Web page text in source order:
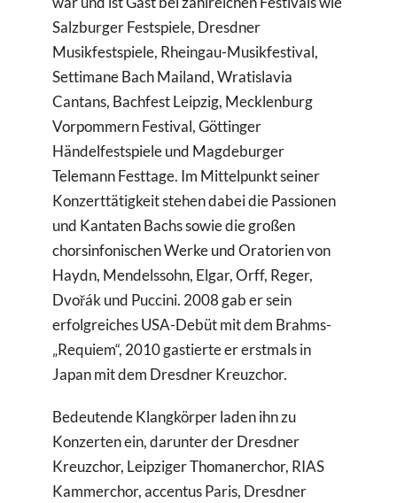
Salzburger Festspiele, Dresdner
Musikfestspiele, Rheingau-Musikfestival,
Settimane Bach Mailand, Wratislavia
Cantans, Bachfest Leipzig, Mecklenburg
Vorpommern Festival, Göttinger
Händelfestspiele und Magdeburger
Telemann Festtage. Im Mittelpunkt seiner
Konzerttätigkeit stehen dabei die Passionen
und Kantaten Bachs sowie die großen
chorsinfonischen Werke und Oratorien von
Haydn, Mendelssohn, Elgar, Orff, Reger,
Dvořák und Puccini. 2008 gab er sein
erfolgreiches USA-Debüt mit dem Brahms-
„Requiem“, 2010 gastierte er erstmals in
Japan mit dem Dresdner Kreuzchor.
Bedeutende Klangkörper laden ihn zu
Konzerten ein, darunter der Dresdner
Kreuzchor, Leipziger Thomanerchor, RIAS
Kammerchor, accentus Paris, Dresdner